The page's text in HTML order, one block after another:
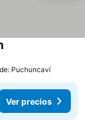
Ver precios
Puchuncaví
Ver precios